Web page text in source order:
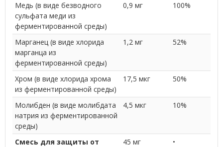
Медь (в виде безводного
сульфата меди из
ферментированной среды)
0,9 мг 100%
Марганец (в виде хлорида
марганца из
ферментированной среды)
1,2 мг 52%
Хром (в виде хлорида хрома
из ферментированной среды)
17,5 мкг 50%
Молибден (в виде молибдата
натрия из ферментированной
среды)
4,5 мкг 10%
Смесь для защиты от
45 мг •